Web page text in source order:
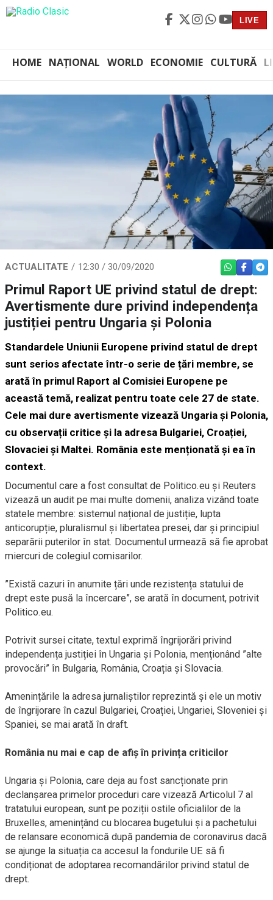
LIVE
HOME NAȚIONAL WORLD ECONOMIE CULTURĂ
ACTUALITATE 12:30 / 30/09/2020 WHATSAPP
Primul Raport UE privind statul de drept:
Avertismente dure privind independența
justiției pentru Ungaria și Polonia
Standardele Uniunii Europene privind statul de drept
sunt serios afectate într-o serie de țări membre, se
arată în primul Raport al Comisiei Europene pe
această temă, realizat pentru toate cele 27 de state.
Cele mai dure avertismente vizează Ungaria și Polonia,
cu observații critice și la adresa Bulgariei, Croației,
Slovaciei și Maltei. România este menționată și ea în
context.
Documentul care a fost consultat de Politico.eu și Reuters
vizează un audit pe mai multe domenii, analiza vizând toate
statele membre: sistemul național de justiție, lupta
anticorupție, pluralismul și libertatea presei, dar și principiul
separării puterilor în stat. Documentul urmează să fie aprobat
miercuri de colegiul comisarilor.
”Există cazuri în anumite țări unde rezistența statului de
drept este pusă la încercare”, se arată în document, potrivit
Politico.eu.
Potrivit sursei citate, textul exprimă îngrijorări privind
independența justiției în Ungaria și Polonia, menționând ”alte
provocări” în Bulgaria, România, Croația și Slovacia.
Amenințările la adresa jurnaliștilor reprezintă și ele un motiv
de îngrijorare în cazul Bulgariei, Croației, Ungariei, Sloveniei și
Spaniei, se mai arată în draft.
România nu mai e cap de afiș în privința criticilor
Ungaria și Polonia, care deja au fost sancționate prin
declanșarea primelor proceduri care vizează Articolul 7 al
tratatului european, sunt pe poziții ostile oficialilor de la
Bruxelles, amenințând cu blocarea bugetului și a pachetului
de relansare economică după pandemia de coronavirus dacă
se ajunge la situația ca accesul la fondurile UE să fi
condiționat de adoptarea recomandărilor privind statul de
drept.